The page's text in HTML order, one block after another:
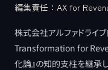
編集責任： AX for
株式会社アルファドライ
Transformation for
化論』の知的支柱を継承